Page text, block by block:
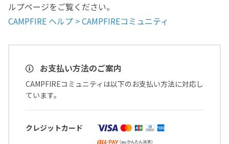
ルプページをご覧ください。
CAMPFIRE ヘルプ > CAMPFIREコミュニティ
お支払い方法のご案内
CAMPFIREコミュニティは以下のお支払い方法に対応し
ています。
クレジットカード